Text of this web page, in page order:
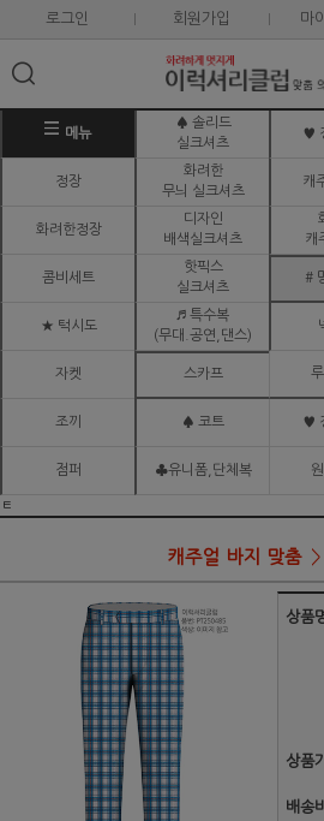
로그인 회원가입 마
메뉴
♠ 솔리드
실크셔츠
♥
정장
화려한
무늬 실크셔츠
캐
화려한정장
디자인
배색실크셔츠
캐
콤비세트
핫픽스
실크셔츠
#
★ 턱시도
♬ 특수복
(무대.공연,댄스)
자켓 스카프
조끼 ♠ 코트 ♥
점퍼 ♣유니폼,단체복
ㅌ
캐주얼 바지 맞춤
상품
상품
배송비